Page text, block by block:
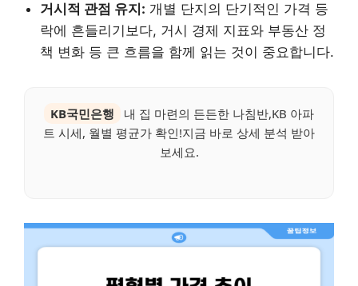
거시적 관점 유지: 개별 단지의 단기적인 가격 등
락에 흔들리기보다, 거시 경제 지표와 부동산 정
책 변화 등 큰 흐름을 함께 읽는 것이 중요합니다.
KB국민은행
내 집 마련의 든든한 나침반,KB 아파
트 시세, 월별 평균가 확인!지금 바로 상세 분석 받아
보세요.